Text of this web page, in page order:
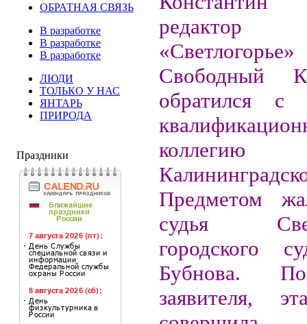
ОБРАТНАЯ СВЯЗЬ
В разработке
В разработке
В разработке
ЛЮДИ
ТОЛЬКО У НАС
ЯНТАРЬ
ПРИРОДА
Праздники
Свободный
обратился с
Предметом
судья
городского
Бубнова.
заявителя,